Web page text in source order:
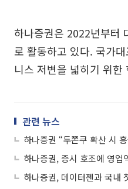
하나증권은 2022년부터
로 활동하고 있다. 국가
니스 저변을 넓히기 위한
관련 뉴스
하나증권, 증시 호조에 영
하나증권, 데이터젠과 국내